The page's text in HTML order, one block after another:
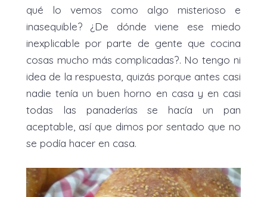
qué lo vemos como algo misterioso e
inasequible? ¿De dónde viene ese miedo
inexplicable por parte de gente que cocina
cosas mucho más complicadas?. No tengo ni
idea de la respuesta, quizás porque antes casi
nadie tenía un buen horno en casa y en casi
todas las panaderías se hacía un pan
aceptable, así que dimos por sentado que no
se podía hacer en casa.